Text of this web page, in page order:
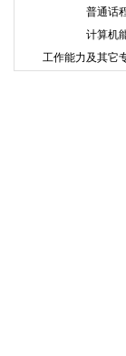
普通话
计算机
工作能力及其它